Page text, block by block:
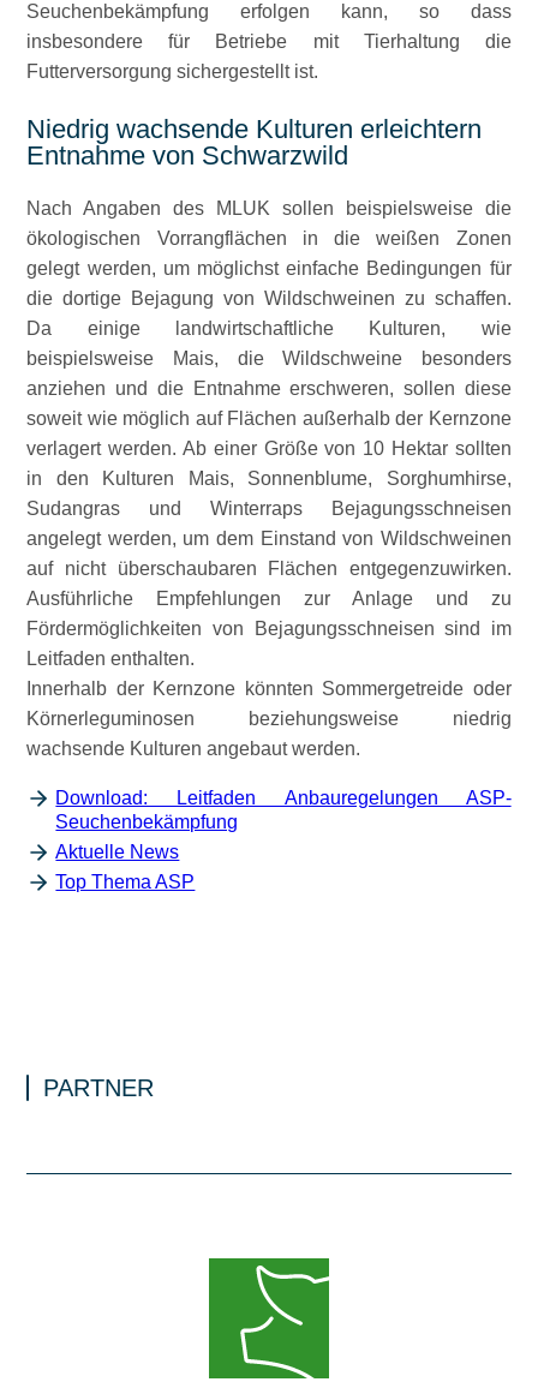
Seuchenbekämpfung erfolgen kann, so dass
insbesondere für Betriebe mit Tierhaltung die
Futterversorgung sichergestellt ist.
Niedrig wachsende Kulturen erleichtern
Entnahme von Schwarzwild
Nach Angaben des MLUK sollen beispielsweise die
ökologischen Vorrangflächen in die weißen Zonen
gelegt werden, um möglichst einfache Bedingungen für
die dortige Bejagung von Wildschweinen zu schaffen.
Da einige landwirtschaftliche Kulturen, wie
beispielsweise Mais, die Wildschweine besonders
anziehen und die Entnahme erschweren, sollen diese
soweit wie möglich auf Flächen außerhalb der Kernzone
verlagert werden. Ab einer Größe von 10 Hektar sollten
in den Kulturen Mais, Sonnenblume, Sorghumhirse,
Sudangras und Winterraps Bejagungsschneisen
angelegt werden, um dem Einstand von Wildschweinen
auf nicht überschaubaren Flächen entgegenzuwirken.
Ausführliche Empfehlungen zur Anlage und zu
Fördermöglichkeiten von Bejagungsschneisen sind im
Leitfaden enthalten.
Innerhalb der Kernzone könnten Sommergetreide oder
Körnerleguminosen beziehungsweise niedrig
wachsende Kulturen angebaut werden.
Download: Leitfaden Anbauregelungen ASP-
Seuchenbekämpfung
Aktuelle News
Top Thema ASP
PARTNER